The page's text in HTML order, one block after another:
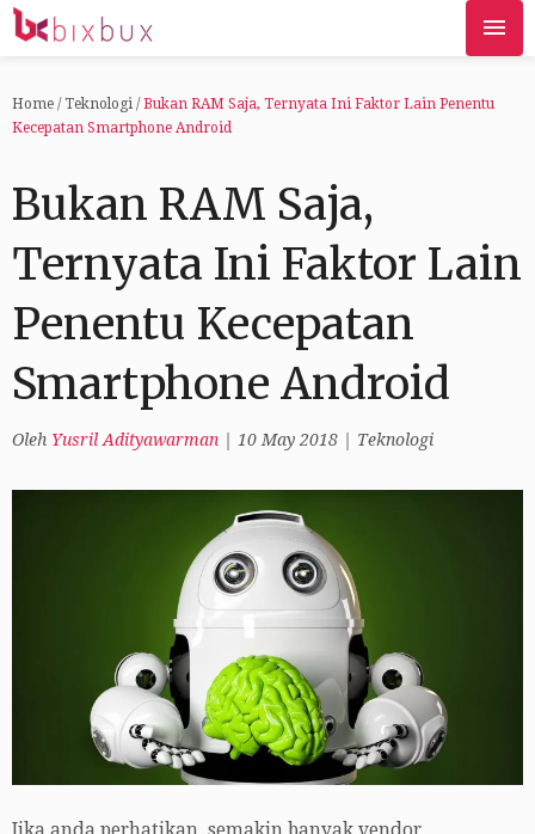
Home / Teknologi / Bukan RAM Saja, Ternyata Ini Faktor Lain Penentu
Kecepatan Smartphone Android
Bukan RAM Saja,
Ternyata Ini Faktor Lain
Penentu Kecepatan
Smartphone Android
Oleh Yusril Adityawarman 10 May 2018 Teknologi